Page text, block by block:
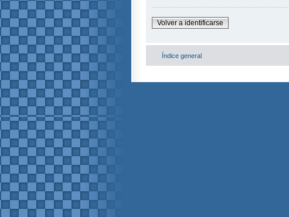
Volver a identificarse
Índice general